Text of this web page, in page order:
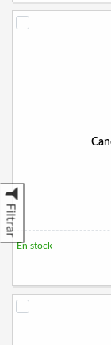
Filtrar
En stock